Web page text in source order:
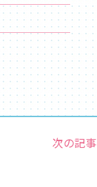
次の記事